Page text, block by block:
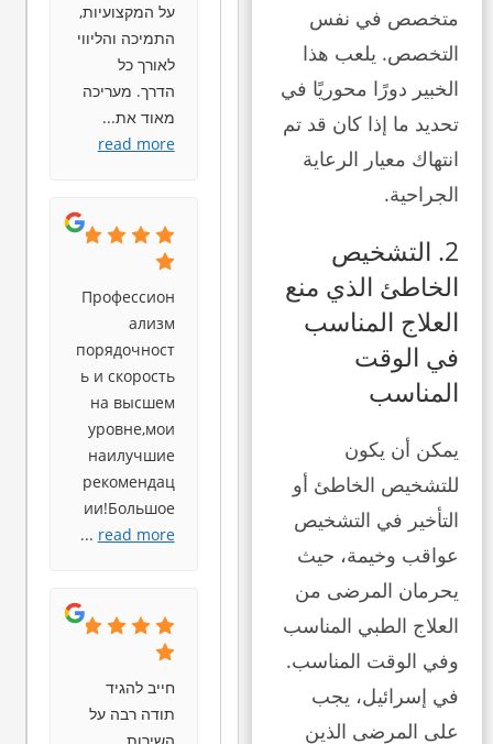
متخصص في نفس
التخصص. يلعب هذا
الخبير دورًا محوريًا في
تحديد ما إذا كان قد تم
انتهاك معيار الرعاية
الجراحية.
2. التشخيص
الخاطئ الذي منع
العلاج المناسب
في الوقت
المناسب
يمكن أن يكون
للتشخيص الخاطئ أو
التأخير في التشخيص
عواقب وخيمة، حيث
يحرمان المرضى من
العلاج الطبي المناسب
وفي الوقت المناسب.
في إسرائيل، يجب
على المرضى الذين
על המקצועיות,
התמיכה והליווי
לאורך כל
הדרך. מעריכה
מאוד את...
read more
Профессион
ализм
порядочност
ь и скорость
на высшем
уровне,мои
наилучшие
рекомендац
ии!Большое
... read more
חייב להגיד
תודה רבה על